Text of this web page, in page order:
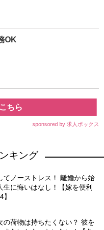
OK
ちら
sponsored by 求人ボックス
キング
てノーストレス！ 離婚から始
生に悔いはなし！【嫁を便利
の荷物は持ちたくない？ 彼を